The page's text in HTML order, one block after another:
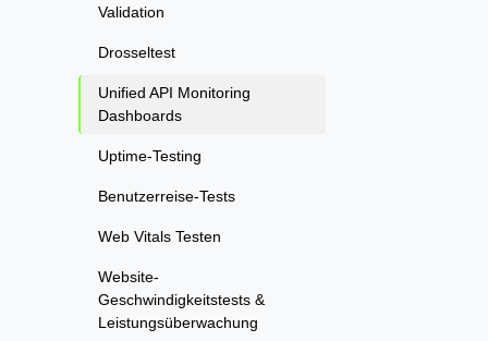
Validation
Drosseltest
Unified API Monitoring
Dashboards
Uptime-Testing
Benutzerreise-Tests
Web Vitals Testen
Website-
Geschwindigkeitstests &
Leistungsüberwachung